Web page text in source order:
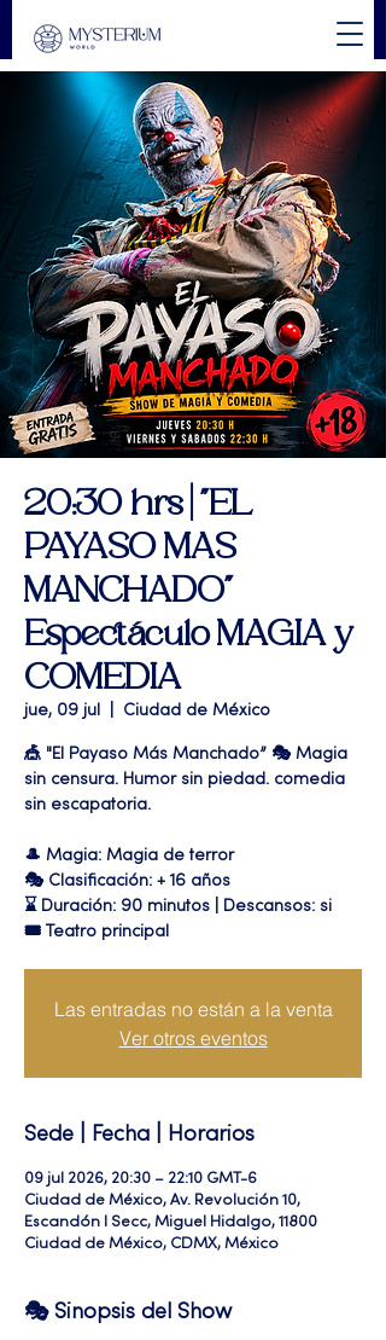
20:30 hrs | "EL
PAYASO MAS
MANCHADO"
Espectáculo MAGIA y
COMEDIA
jue, 09 jul Ciudad de México
🎪 "El Payaso Más Manchado” 🎭 Magia
sin censura. Humor sin piedad. comedia
sin escapatoria.
🎩 Magia: Magia de terror
🎭 Clasificación: + 16 años
⌛ Duración: 90 minutos | Descansos: si
🎟 Teatro principal
Las entradas no están a la venta
Ver otros eventos
Sede | Fecha | Horarios
09 jul 2026, 20:30 – 22:10 GMT-6
Ciudad de México, Av. Revolución 10,
Escandón I Secc, Miguel Hidalgo, 11800
Ciudad de México, CDMX, México
🎭 Sinopsis del Show